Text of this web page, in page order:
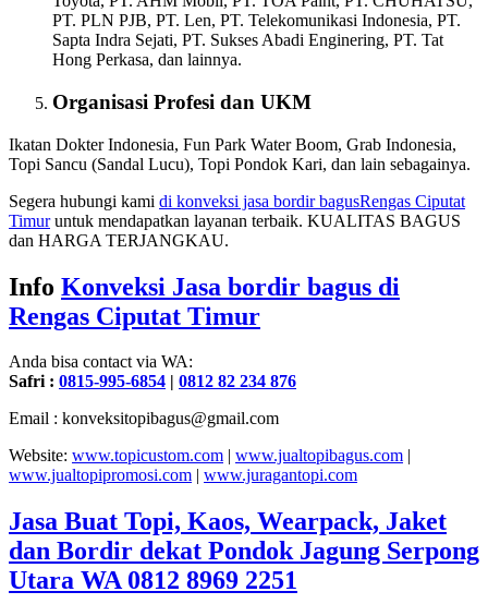
PT. PLN PJB, PT. Len, PT. Telekomunikasi Indonesia, PT.
Sapta Indra Sejati, PT. Sukses Abadi Enginering, PT. Tat
Hong Perkasa, dan lainnya.
Organisasi Profesi dan UKM
Ikatan Dokter Indonesia, Fun Park Water Boom, Grab Indonesia,
Topi Sancu (Sandal Lucu), Topi Pondok Kari, dan lain sebagainya.
Segera hubungi kami di konveksi jasa bordir bagusRengas Ciputat
Timuruntuk mendapatkan layanan terbaik. KUALITAS BAGUS
dan HARGA TERJANGKAU.
Info Konveksi Jasa bordir bagus di
Rengas Ciputat Timur
Anda bisa contact via WA:
Safri : 0815-995-6854 | 0812 82 234 876
Email : konveksitopibagus@gmail.com
Website: www.topicustom.com | www.jualtopibagus.com |
www.jualtopipromosi.com | www.juragantopi.com
Jasa Buat Topi, Kaos, Wearpack, Jaket
dan Bordir dekat Pondok Jagung Serpong
Utara WA 0812 8969 2251